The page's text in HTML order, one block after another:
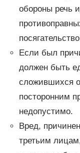
обороны речь
Если был
должен быть
сложившихся
посторонним
недопустимо.
Вред,
третьим